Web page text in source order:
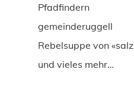
Pfadfindern
gemeinderuggell
Rebelsuppe von
und vieles mehr…